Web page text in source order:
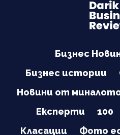
Бизнес
Бизнес истории
Новини от
Експерти
100
Класации
Фото